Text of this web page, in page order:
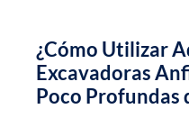
¿Cómo Utilizar
Excavadoras
Poco Profundas